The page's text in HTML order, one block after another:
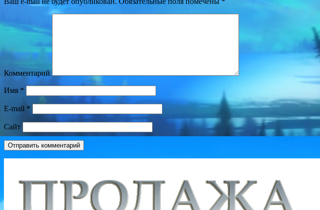
Комментарий
Имя *
E-mail *
Сайт